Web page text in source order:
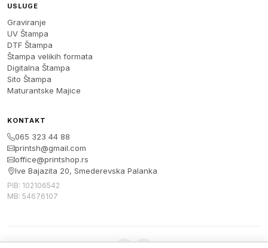
USLUGE
Graviranje
UV Štampa
DTF Štampa
Štampa velikih formata
Digitalna Štampa
Sito Štampa
Maturantske Majice
KONTAKT
065 323 44 88
printsh@gmail.com
office@printshop.rs
Ive Bajazita 20, Smederevska Palanka
PIB: 102106542
MB: 54676107